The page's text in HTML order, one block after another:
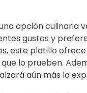
opción culinaria
gustos y
este platillo
lo prueben.
aún más la